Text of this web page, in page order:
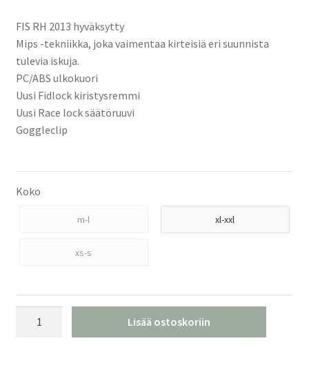
279,00 €.160,00 €.
FIS RH 2013 hyväksytty
Mips -tekniikka, joka vaimentaa kirteisiä eri suunnista
tulevia iskuja.
PC/ABS ulkokuori
Uusi Fidlock kiristysremmi
Uusi Race lock säätöruuvi
Goggleclip
Koko
m-l xl-xxl
xs-s
Lisää ostoskoriin